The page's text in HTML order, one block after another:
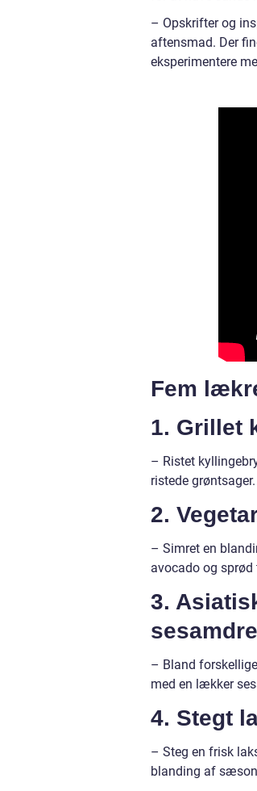
– Opskrifter og
aftensmad. Der
eksperimentere
Fem
1. Grillet
– Ristet
ristede grøntsager.
2.
– Simret en
avocado og
3.
– Bland
med en lækker
4. Stegt
– Steg en frisk
blanding af